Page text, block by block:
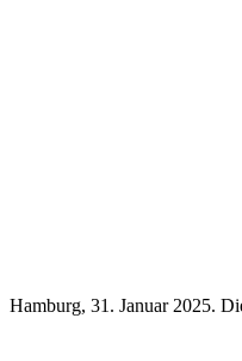
Hamburg, 31. Januar 2025.